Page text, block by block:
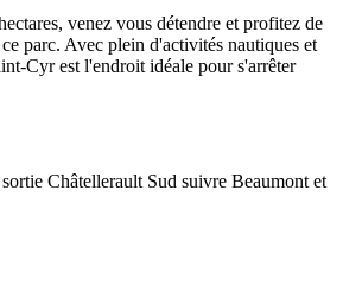
venez vous détendre et profitez de
parc. Avec plein d'activités nautiques et
Cyr est l'endroit idéale pour s'arrêter
Châtellerault Sud suivre Beaumont et